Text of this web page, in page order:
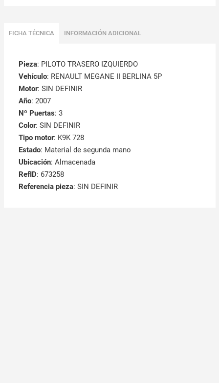
FICHA TÉCNICA INFORMACIÓN ADICIONAL
Pieza: PILOTO TRASERO IZQUIERDO
Vehículo: RENAULT MEGANE II BERLINA 5P
Motor: SIN DEFINIR
Año: 2007
Nº Puertas: 3
Color: SIN DEFINIR
Tipo motor: K9K 728
Estado: Material de segunda mano
Ubicación: Almacenada
RefID: 673258
Referencia pieza: SIN DEFINIR